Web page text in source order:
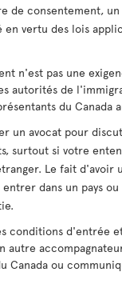
de consentement,
vertu des lois
n'est pas une
autorités de
du Canada
un avocat pour
surtout si votre
Le fait
dans un pays
d'entrée
autre
Canada ou